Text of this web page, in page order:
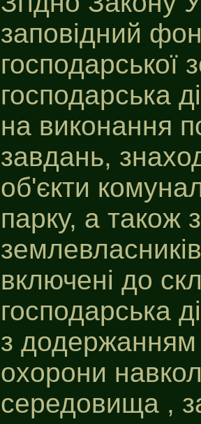
заповідний
господарської
господарська
на виконання
завдань,
об'єкти
парку, а також
включені до
господарська
з
охорони
середовища ,